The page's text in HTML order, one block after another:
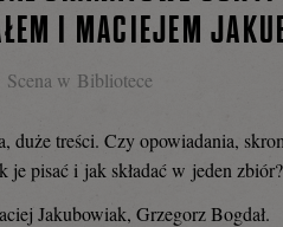
I MACIEJEM
Scena w Bibliotece
duże treści. Czy opowiadania,
je pisać i jak składać w jeden zbiór?
Jakubowiak, Grzegorz Bogdał.